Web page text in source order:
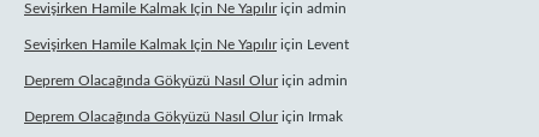
Sevişirken Hamile Kalmak Için Ne Yapılıriçin admin
Sevişirken Hamile Kalmak Için Ne Yapılıriçin Levent
Deprem Olacağında Gökyüzü Nasıl Oluriçin admin
Deprem Olacağında Gökyüzü Nasıl Oluriçin Irmak